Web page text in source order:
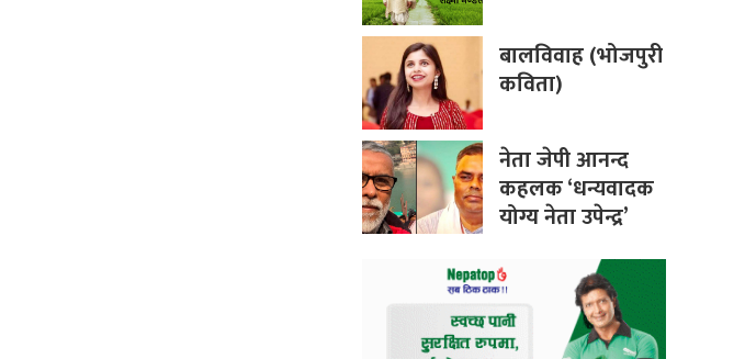
बालविवाह (भोजपुरी
कविता)
नेता जेपी आनन्द
कहलक ‘धन्यवादक
योग्य नेता उपेन्द्र’